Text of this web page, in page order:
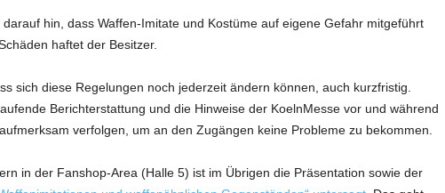
darauf hin, dass Waffen-Imitate und Kostüme auf eigene Gefahr mitgeführt
haftet der Besitzer.
sich diese Regelungen noch jederzeit ändern können, auch kurzfristig.
Berichterstattung und die Hinweise der KoelnMesse vor und während
verfolgen, um an den Zugängen keine Probleme zu bekommen.
in der Fanshop-Area (Halle 5) ist im Übrigen die Präsentation sowie der